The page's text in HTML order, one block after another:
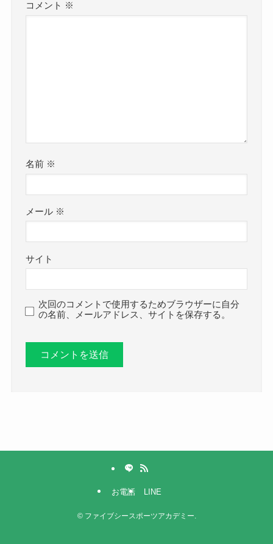
コメント ※
名前 ※
メール ※
サイト
次回のコメントで使用するためブラウザーに自分
の名前、メールアドレス、サイトを保存する。
お電話 LINE
©ファイブシースポーツアカデミー.